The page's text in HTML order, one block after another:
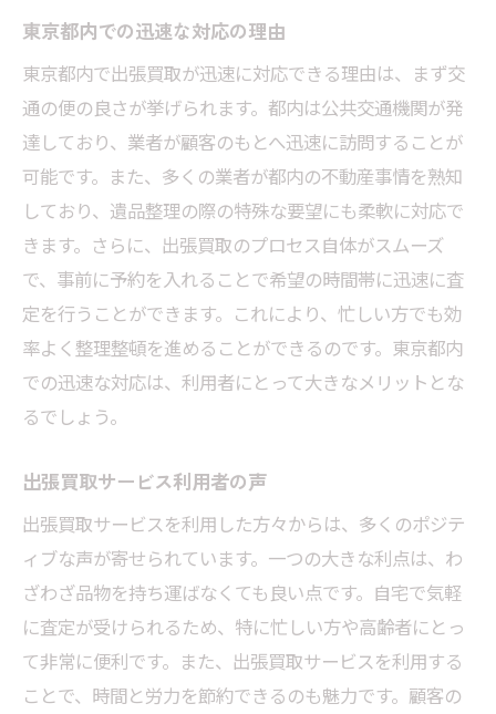
東京都での遺品整理におけるお悩み解決策
物理的・心理的負担を軽減する方法
効率的な遺品整理を実現するためのヒント
利用者が感じた出張買取のメリット
出張買取における安全性の確保
東京都の遺品整理出張買取を利用した快適な整
理整頓
出張買取を活用した整理整頓の流れ
東京都内での快適な生活のための遺品整理
出張買取がもたらすスペースの有効活用
利用者の快適さを追求したサービスの提供
整理整頓のプロセスで知っておくべきこと
時間と手間を節約東京都の出張買取でスムーズ
な遺品整理
出張買取が時間と手間を省く理由
東京都内での迅速なサービス提供の流れ
効率的な整理整頓を実現するチェックリス
ト
東京都内での迅速な対応の理由
東京都内で出張買取が迅速に対応できる理由は、まず交
通の便の良さが挙げられます。都内は公共交通機関が発
達しており、業者が顧客のもとへ迅速に訪問することが
可能です。また、多くの業者が都内の不動産事情を熟知
しており、遺品整理の際の特殊な要望にも柔軟に対応で
きます。さらに、出張買取のプロセス自体がスムーズ
で、事前に予約を入れることで希望の時間帯に迅速に査
定を行うことができます。これにより、忙しい方でも効
率よく整理整頓を進めることができるのです。東京都内
での迅速な対応は、利用者にとって大きなメリットとな
るでしょう。
出張買取サービス利用者の声
出張買取サービスを利用した方々からは、多くのポジテ
ィブな声が寄せられています。一つの大きな利点は、わ
ざわざ品物を持ち運ばなくても良い点です。自宅で気軽
に査定が受けられるため、特に忙しい方や高齢者にとっ
て非常に便利です。また、出張買取サービスを利用する
ことで、時間と労力を節約できるのも魅力です。顧客の